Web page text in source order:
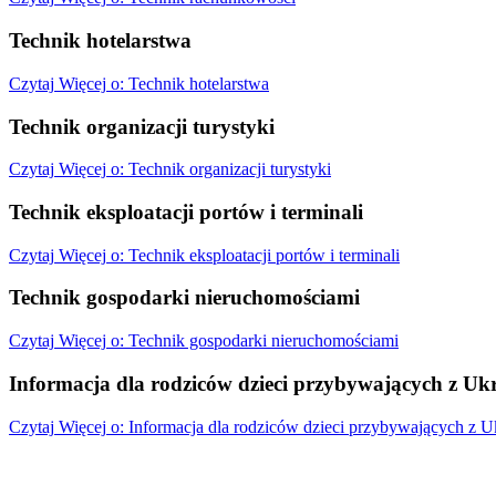
Technik hotelarstwa
Czytaj Więcej o: Technik hotelarstwa
Technik organizacji turystyki
Czytaj Więcej o: Technik organizacji turystyki
Technik eksploatacji portów i terminali
Czytaj Więcej o: Technik eksploatacji portów i terminali
Technik gospodarki nieruchomościami
Czytaj Więcej o: Technik gospodarki nieruchomościami
Informacja dla rodziców dzieci przybywających z
Czytaj Więcej o: Informacja dla rodziców dzieci przybywających z